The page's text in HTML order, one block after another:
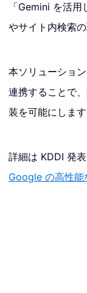
「Gemini を活
やサイト内検索
本ソリューショ
連携することで
装を可能にします
詳細は KDDI 発
Google の高性能